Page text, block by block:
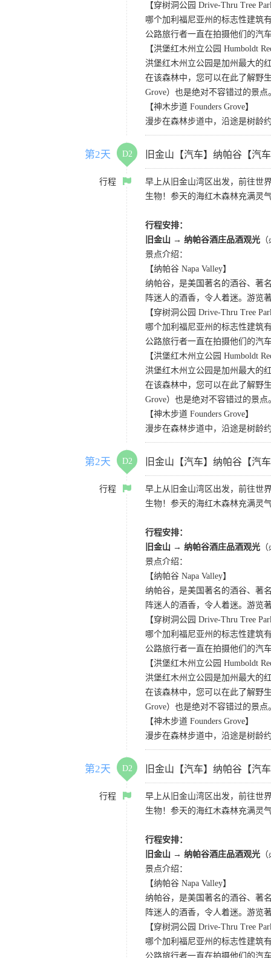
【穿树洞公园 Drive-Thru Tree
哪个加利福尼亚州的标志性建筑
公路旅行者一直在拍摄他们的汽
【洪堡红木州立公园 Humboldt
洪堡红木州立公园是加州最大的
在该森林中，您可以在此了解野
Grove）也是绝对不容错过的景点
【神木步道 Founders Grove】
漫步在森林步道中，沿途是树龄
第2天 D2 旧金山【汽车】纳帕谷【汽
行程
早上从旧金山湾区出发，前往世
生物！参天的海红木森林充满灵
行程安排：
旧金山 → 纳帕谷酒庄品酒观光
景点介绍：
【纳帕谷 Napa Valley】
纳帕谷，是美国著名的酒谷、著
阵迷人的酒香，令人着迷。游览
【穿树洞公园 Drive-Thru Tree
哪个加利福尼亚州的标志性建筑
公路旅行者一直在拍摄他们的汽
【洪堡红木州立公园 Humboldt
洪堡红木州立公园是加州最大的
在该森林中，您可以在此了解野
Grove）也是绝对不容错过的景点
【神木步道 Founders Grove】
漫步在森林步道中，沿途是树龄
第2天 D2 旧金山【汽车】纳帕谷【汽
行程
早上从旧金山湾区出发，前往世
生物！参天的海红木森林充满灵
行程安排：
旧金山 → 纳帕谷酒庄品酒观光
景点介绍：
【纳帕谷 Napa Valley】
纳帕谷，是美国著名的酒谷、著
阵迷人的酒香，令人着迷。游览
【穿树洞公园 Drive-Thru Tree
哪个加利福尼亚州的标志性建筑
公路旅行者一直在拍摄他们的汽
【洪堡红木州立公园 Humboldt
洪堡红木州立公园是加州最大的
在该森林中，您可以在此了解野
Grove）也是绝对不容错过的景点
【神木步道 Founders Grove】
漫步在森林步道中，沿途是树龄
第2天 D2 旧金山【汽车】纳帕谷【汽
行程
早上从旧金山湾区出发，前往世
生物！参天的海红木森林充满灵
行程安排：
旧金山 → 纳帕谷酒庄品酒观光
景点介绍：
【纳帕谷 Napa Valley】
纳帕谷，是美国著名的酒谷、著
阵迷人的酒香，令人着迷。游览
【穿树洞公园 Drive-Thru Tree
哪个加利福尼亚州的标志性建筑
公路旅行者一直在拍摄他们的汽